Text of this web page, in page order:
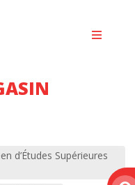
d’Études Supérieures